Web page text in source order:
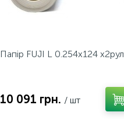
Папiр FUJI L 0.254x124 x2рул
10 091 грн. / шт